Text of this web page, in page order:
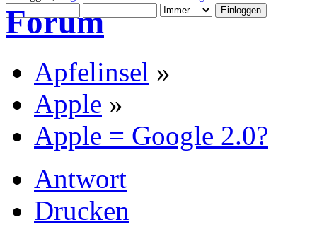
Forum
Apfelinsel »
Apple »
Apple = Google 2.0?
Antwort
Drucken